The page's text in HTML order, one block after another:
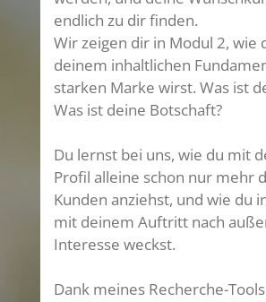
endlich zu dir finden.
Wir zeigen dir in Modul 2, wie
deinem inhaltlichen
starken Marke wirst. Was ist
Was ist deine Botschaft?
Du lernst bei uns, wie du mit
Profil alleine schon nur mehr
Kunden anziehst, und wie du
mit deinem Auftritt nach
Interesse weckst.
Dank meines Recherche-